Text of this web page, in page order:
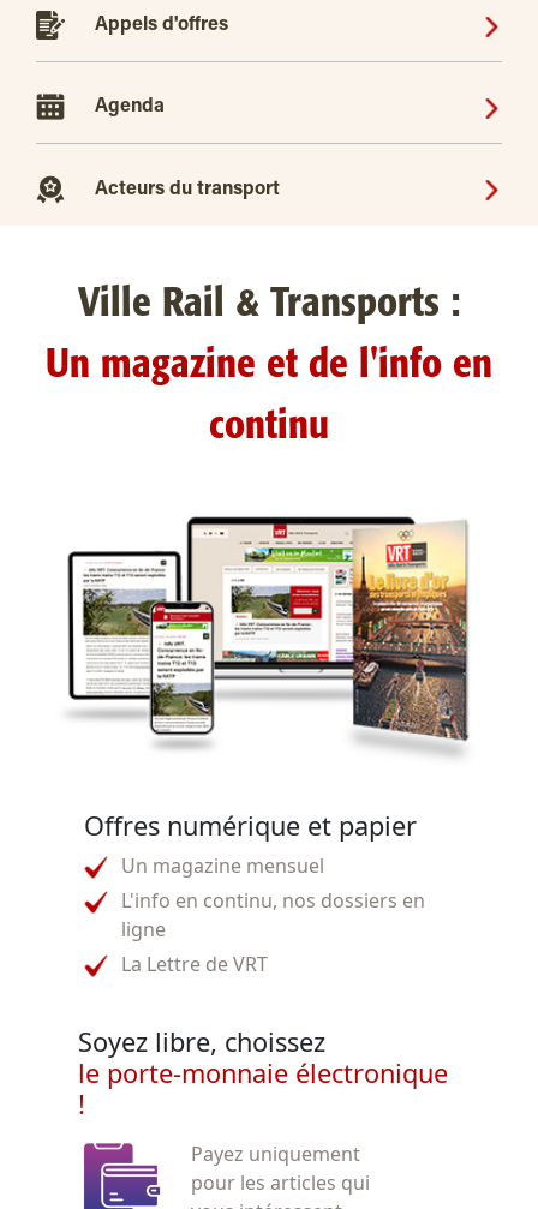
Appels d'offres
Agenda
Acteurs du transport
Ville Rail & Transports :
Un magazine et de l'info en
continu
Offres numérique et papier
Un magazine mensuel
L'info en continu, nos dossiers en
ligne
La Lettre de VRT
Soyez libre, choissez
le porte-monnaie électronique
!
Payez uniquement
pour les articles qui